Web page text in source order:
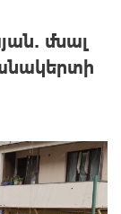
մնալ